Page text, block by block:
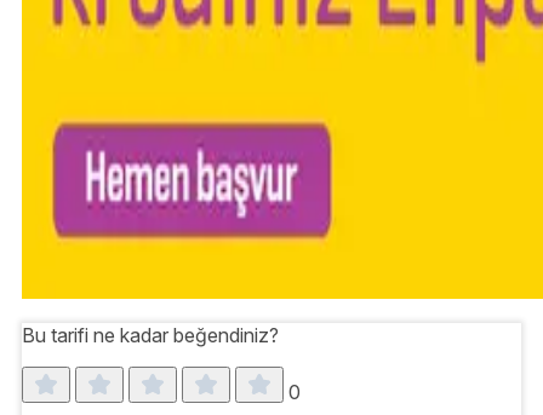
Bu tarifi ne kadar beğendiniz?
0